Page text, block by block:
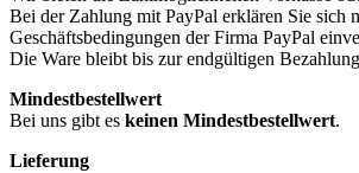
Bei der Zahlung mit PayPal erklären Sie sich
Geschäftsbedingungen der Firma PayPal
Die Ware bleibt bis zur endgültigen
Mindestbestellwert
Bei uns gibt es keinen Mindestbestellwert.
Lieferung